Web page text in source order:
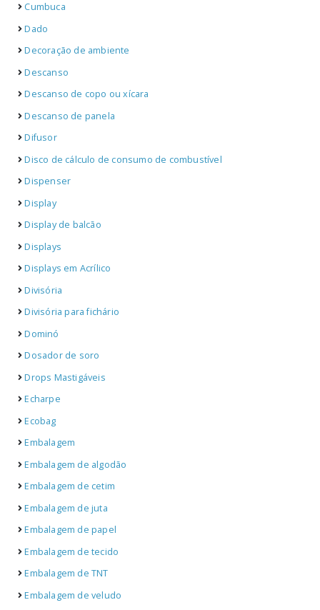
Cumbuca
Dado
Decoração de ambiente
Descanso
Descanso de copo ou xícara
Descanso de panela
Difusor
Disco de cálculo de consumo de combustível
Dispenser
Display
Display de balcão
Displays
Displays em Acrílico
Divisória
Divisória para fichário
Dominó
Dosador de soro
Drops Mastigáveis
Echarpe
Ecobag
Embalagem
Embalagem de algodão
Embalagem de cetim
Embalagem de juta
Embalagem de papel
Embalagem de tecido
Embalagem de TNT
Embalagem de veludo